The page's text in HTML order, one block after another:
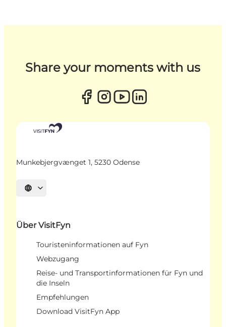
Share your moments with us
Munkebjergvænget 1, 5230 Odense
Sprache auswählen
Über VisitFyn
Touristeninformationen auf Fyn
Webzugang
Reise- und Transportinformationen für Fyn und
die Inseln
Empfehlungen
Download VisitFyn App